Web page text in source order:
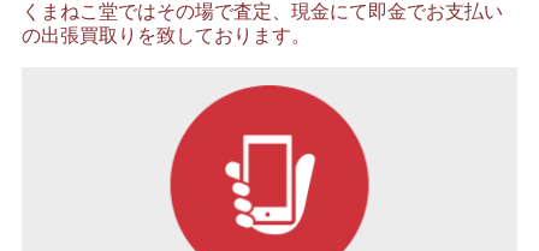
くまねこ堂ではその場で査定、現金にて即金でお支払い
の出張買取りを致しております。